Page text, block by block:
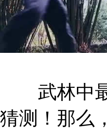
武林中最
猜测！那么